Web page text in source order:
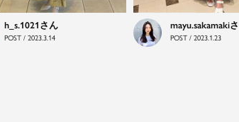
h_s.1021
POST / 2023.3.14
mayu.sakamaki
POST / 2023.1.23